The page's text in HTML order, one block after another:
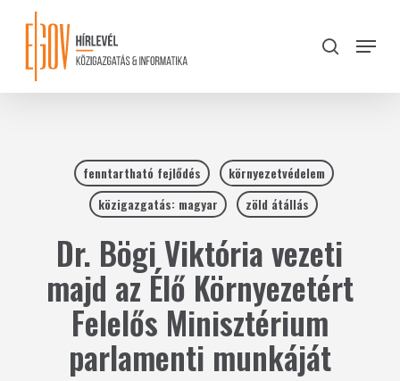
content
search
Menu
fenntartható fejlődés
környezetvédelem
közigazgatás: magyar
zöld átállás
Dr. Bögi Viktória vezeti
majd az Élő Környezetért
Felelős Minisztérium
parlamenti munkáját
Close